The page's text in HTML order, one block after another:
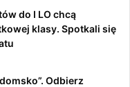
do I LO chcą
klasy. Spotkali się
Odbierz